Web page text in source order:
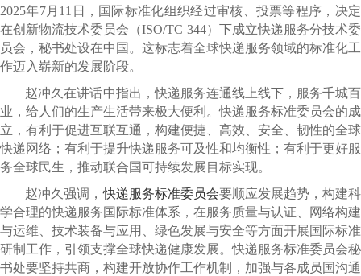
2025年7月11日，国际标准化组织经过审核、投票等程序，决定
在创新物流技术委员会（ISO/TC 344）下成立快递服务分技术委
员会，秘书处设在中国。这标志着全球快递服务领域的标准化工
作迈入崭新的发展阶段。
赵冲久在讲话中指出，快递服务连通线上线下，服务千城百
业，给人们的生产生活带来极大便利。快递服务标准委员会的成
立，有利于促进互联互通，构建便捷、高效、安全、韧性的全球
快递网络；有利于提升快递服务可及性和均衡性；有利于更好服
务全球民生，推动联合国可持续发展目标实现。
赵冲久强调，快递服务标准委员会要顺应发展趋势，构建科
学合理的快递服务国际标准体系，在服务质量与认证、网络构建
与运维、技术装备与应用、绿色发展与安全等方面开展国际标准
研制工作，引领支撑全球快递健康发展。快递服务标准委员会秘
书处要坚持共商，构建开放协作工作机制，加强与各成员国沟通